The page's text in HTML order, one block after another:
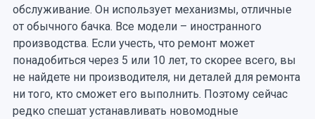
обслуживание. Он использует механизмы, отличные
от обычного бачка. Все модели – иностранного
производства. Если учесть, что ремонт может
понадобиться через 5 или 10 лет, то скорее всего, вы
не найдете ни производителя, ни деталей для ремонта
ни того, кто сможет его выполнить. Поэтому сейчас
редко спешат устанавливать новомодные